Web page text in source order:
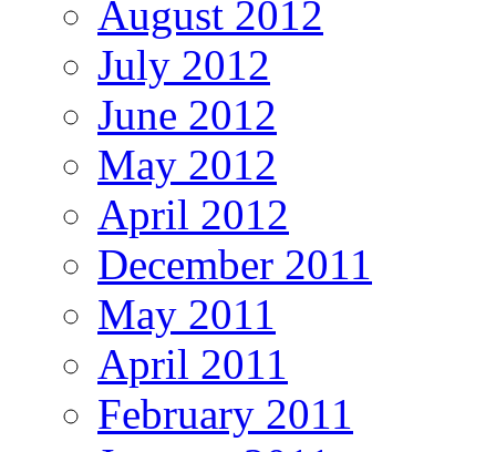
August 2012
July 2012
June 2012
May 2012
April 2012
December 2011
May 2011
April 2011
February 2011